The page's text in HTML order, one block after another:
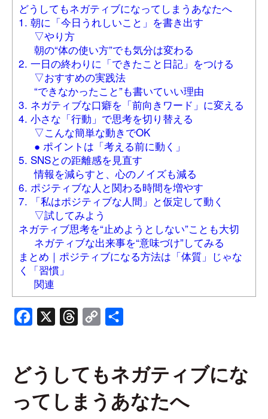
どうしてもネガティブになってしまうあなたへ
1. 朝に「今日うれしいこと」を書き出す
▽やり方
朝の“体の使い方”でも気分は変わる
2. 一日の終わりに「できたこと日記」をつける
▽おすすめの実践法
“できなかったこと”も書いていい理由
3. ネガティブな口癖を「前向きワード」に変える
4. 小さな「行動」で思考を切り替える
▽こんな簡単な動きでOK
● ポイントは「考える前に動く」
5. SNSとの距離感を見直す
情報を減らすと、心のノイズも減る
6. ポジティブな人と関わる時間を増やす
7. 「私はポジティブな人間」と仮定して動く
▽試してみよう
ネガティブ思考を“止めようとしない”ことも大切
ネガティブな出来事を“意味づけ”してみる
まとめ｜ポジティブになる方法は「体質」じゃな
く「習慣」
関連
Facebook ThreadsCopy
どうしてもネガティブにな
ってしまうあなたへ